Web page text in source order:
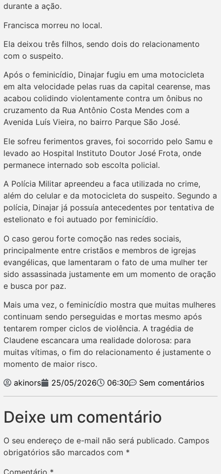
durante a ação.
Francisca morreu no local.
Ela deixou três filhos, sendo dois do relacionamento
com o suspeito.
Após o feminicídio, Dinajar fugiu em uma motocicleta
em alta velocidade pelas ruas da capital cearense, mas
acabou colidindo violentamente contra um ônibus no
cruzamento da Rua Antônio Costa Mendes com a
Avenida Luís Vieira, no bairro Parque São José.
Ele sofreu ferimentos graves, foi socorrido pelo Samu e
levado ao Hospital Instituto Doutor José Frota, onde
permanece internado sob escolta policial.
A Polícia Militar apreendeu a faca utilizada no crime,
além do celular e da motocicleta do suspeito. Segundo a
polícia, Dinajar já possuía antecedentes por tentativa de
estelionato e foi autuado por feminicídio.
O caso gerou forte comoção nas redes sociais,
principalmente entre cristãos e membros de igrejas
evangélicas, que lamentaram o fato de uma mulher ter
sido assassinada justamente em um momento de oração
e busca por paz.
Mais uma vez, o feminicídio mostra que muitas mulheres
continuam sendo perseguidas e mortas mesmo após
tentarem romper ciclos de violência. A tragédia de
Claudene escancara uma realidade dolorosa: para
muitas vítimas, o fim do relacionamento é justamente o
momento de maior risco.
akinors
25/05/2026 06:30 Sem comentários
Deixe um comentário
O seu endereço de e-mail não será publicado. Campos
obrigatórios são marcados com *